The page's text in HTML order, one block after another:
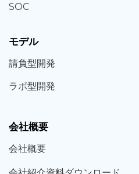
SOC
モデル
請負型開発
ラボ型開発
会社概要
会社概要